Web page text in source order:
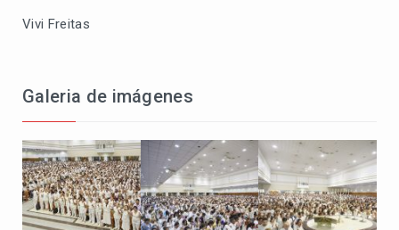
Vivi Freitas
Galeria de imágenes